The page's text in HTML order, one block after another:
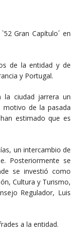
Gran Capítulo´ en
de la entidad y de
y Portugal.
la ciudad jarrera un
motivo de la pasada
estimado que es
un intercambio de
Posteriormente se
se investió como
Cultura y Turismo,
Regulador, Luis
a la entidad.